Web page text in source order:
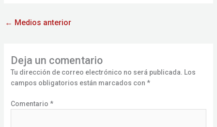
← Medios anterior
Deja un comentario
Tu dirección de correo electrónico no será publicada. Los
campos obligatorios están marcados con *
Comentario *